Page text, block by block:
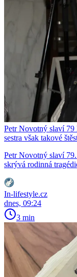
Petr Novotný slaví 79
sestra však takové
Petr Novotný slaví
skrývá rodinná
In-lifestyle.cz
dnes, 09:24
3 min